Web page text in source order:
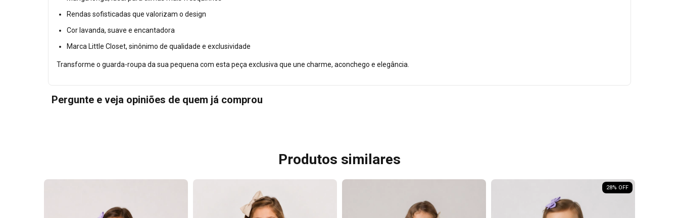
Rendas sofisticadas que valorizam o design
Cor lavanda, suave e encantadora
Marca Little Closet, sinônimo de qualidade e exclusividade
Transforme o guarda-roupa da sua pequena com esta peça exclusiva que une charme, aconchego e elegância.
Pergunte e veja opiniões de quem já comprou
Produtos similares
28% OFF